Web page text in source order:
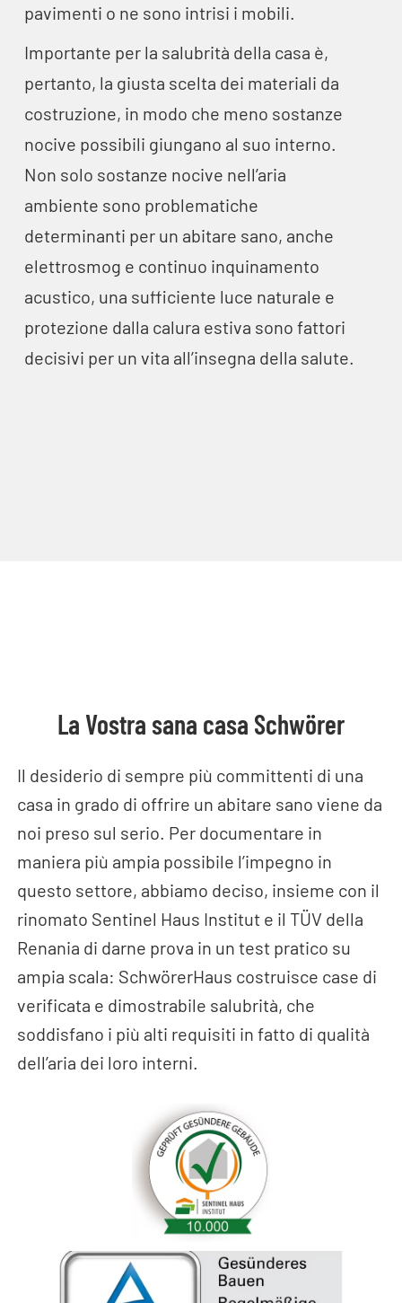
pavimenti o ne sono intrisi i mobili.
Importante per la salubrità della casa è,
pertanto, la giusta scelta dei materiali da
costruzione, in modo che meno sostanze
nocive possibili giungano al suo interno.
Non solo sostanze nocive nell’aria
ambiente sono problematiche
determinanti per un abitare sano, anche
elettrosmog e continuo inquinamento
acustico, una sufficiente luce naturale e
protezione dalla calura estiva sono fattori
decisivi per un vita all’insegna della salute.
La Vostra sana casa Schwörer
Il desiderio di sempre più committenti di una
casa in grado di offrire un abitare sano viene da
noi preso sul serio. Per documentare in
maniera più ampia possibile l’impegno in
questo settore, abbiamo deciso, insieme con il
rinomato Sentinel Haus Institut e il TÜV della
Renania di darne prova in un test pratico su
ampia scala: SchwörerHaus costruisce case di
verificata e dimostrabile salubrità, che
soddisfano i più alti requisiti in fatto di qualità
dell’aria dei loro interni.